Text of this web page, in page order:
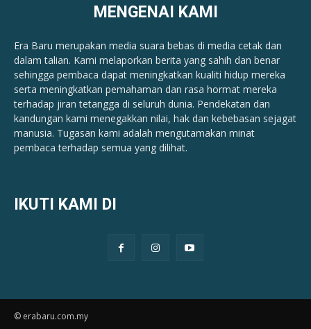
MENGENAI KAMI
Era Baru merupakan media suara bebas di media cetak dan
dalam talian. Kami melaporkan berita yang sahih dan benar ​​
sehingga pembaca dapat meningkatkan kualiti hidup mereka
serta meningkatkan pemahaman dan rasa hormat mereka
terhadap jiran tetangga di seluruh dunia. Pendekatan dan
kandungan kami menegakkan nilai, hak dan kebebasan sejagat
manusia. Tugasan kami adalah mengutamakan minat
pembaca terhadap semua yang dilihat.
IKUTI KAMI DI
© erabaru.com.my